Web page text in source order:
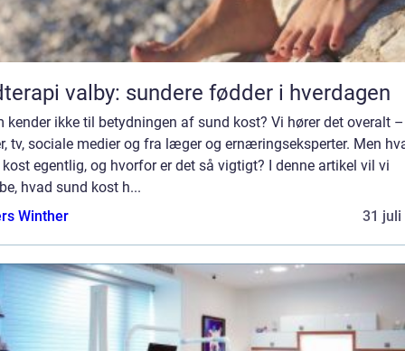
valby: sundere fødder i hverdagen
kender ikke til betydningen af sund kost? Vi hører det overalt
tv, sociale medier og fra læger og ernæringseksperter. Men
egentlig, og hvorfor er det så vigtigt? I denne artikel vil vi
hvad sund kost h...
Winther
31 juli